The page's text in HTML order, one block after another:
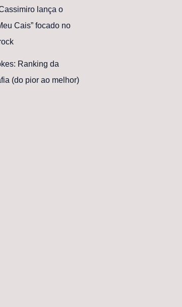
lança o
Cais” focado no
Ranking da
(do pior ao melhor)